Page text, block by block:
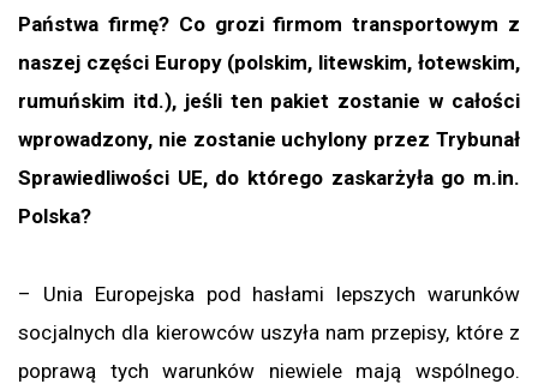
Państwa firmę? Co grozi firmom transportowym z
naszej części Europy (polskim, litewskim, łotewskim,
rumuńskim itd.), jeśli ten pakiet zostanie w całości
wprowadzony, nie zostanie uchylony przez Trybunał
Sprawiedliwości UE, do którego zaskarżyła go m.in.
Polska?
– Unia Europejska pod hasłami lepszych warunków
socjalnych dla kierowców uszyła nam przepisy, które z
poprawą tych warunków niewiele mają wspólnego.